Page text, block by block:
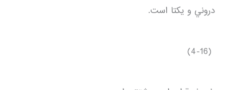
دروني و يكتا است.
(4-16)